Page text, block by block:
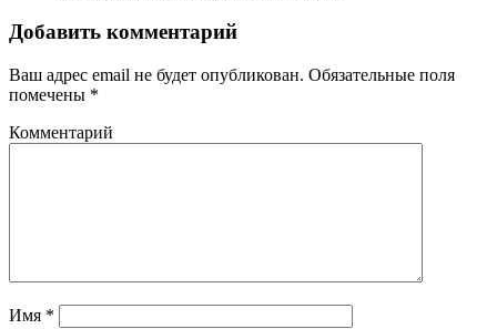
Добавить комментарий
Ваш адрес email не будет опубликован. Обязательные поля
помечены *
Комментарий
Имя *